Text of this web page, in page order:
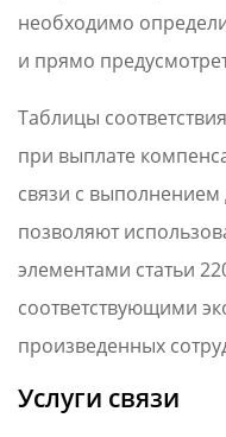
необходимо
и прямо
Таблицы
при выплате
связи с
позволяют
элементами статьи
соответствующими
произведенных
Услуги связи